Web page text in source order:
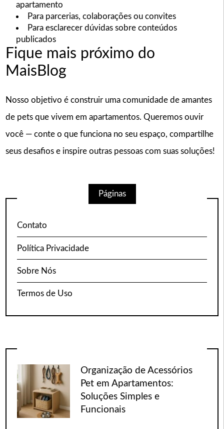
apartamento
Para parcerias, colaborações ou convites
Para esclarecer dúvidas sobre conteúdos
publicados
Fique mais próximo do
MaisBlog
Nosso objetivo é construir uma comunidade de amantes
de pets que vivem em apartamentos. Queremos ouvir
você — conte o que funciona no seu espaço, compartilhe
seus desafios e inspire outras pessoas com suas soluções!
Páginas
Contato
Política Privacidade
Sobre Nós
Termos de Uso
Organização de Acessórios
Pet em Apartamentos:
Soluções Simples e
Funcionais